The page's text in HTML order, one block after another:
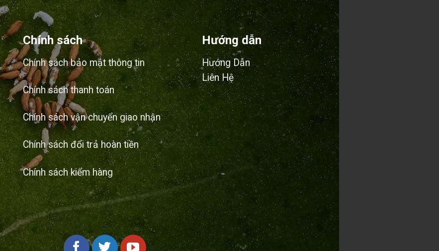
Chính sách
Chính sách bảo mật thông tin
Chính sách thanh toán
Chính sách vận chuyển giao nhận
Chính sách đổi trả hoàn tiền
Chính sách kiểm hàng
Hướng dẫn
Hướng Dẫn
Liên Hệ